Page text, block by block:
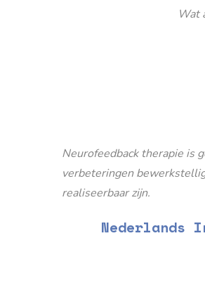
Wat
Neurofeedback therapie is
verbeteringen
realiseerbaar zijn.
Nederlands